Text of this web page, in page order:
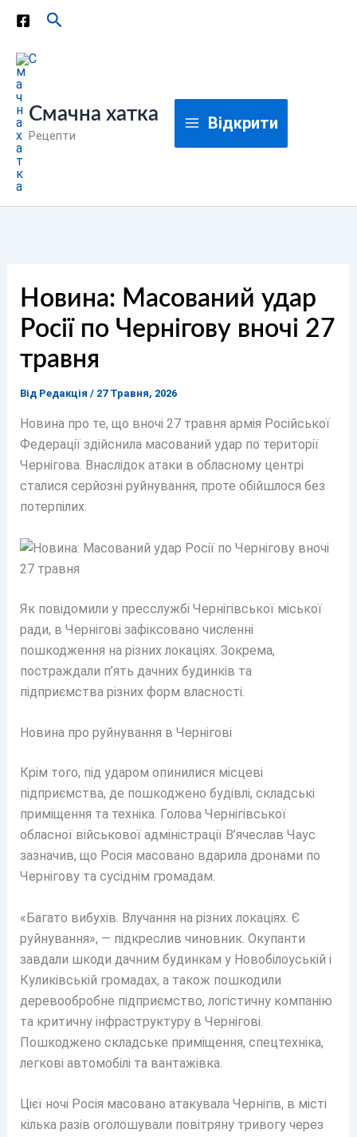
Перейти
вмісту
Пошук
Смачна хатка
Рецепти
Відкрити
Новина: Масований удар
Росії по Чернігову вночі 27
травня
Від Редакція / 27 Травня, 2026
Новина про те, що вночі 27 травня армія Російської
Федерації здійснила масований удар по території
Чернігова. Внаслідок атаки в обласному центрі
сталися серйозні руйнування, проте обійшлося без
потерпілих.
Як повідомили у пресслужбі Чернігівської міської
ради, в Чернігові зафіксовано численні
пошкодження на різних локаціях. Зокрема,
постраждали п’ять дачних будинків та
підприємства різних форм власності.
Новина про руйнування в Чернігові
Крім того, під ударом опинилися місцеві
підприємства, де пошкоджено будівлі, складські
приміщення та техніка. Голова Чернігівської
обласної військової адміністрації В’ячеслав Чаус
зазначив, що Росія масовано вдарила дронами по
Чернігову та сусіднім громадам.
«Багато вибухів. Влучання на різних локаціях. Є
руйнування», — підкреслив чиновник. Окупанти
завдали шкоди дачним будинкам у Новобілоуській і
Куликівській громадах, а також пошкодили
деревообробне підприємство, логістичну компанію
та критичну інфраструктуру в Чернігові.
Пошкоджено складське приміщення, спецтехніка,
легкові автомобілі та вантажівка.
Цієї ночі Росія масовано атакувала Чернігів, в місті
кілька разів оголошували повітряну тривогу через